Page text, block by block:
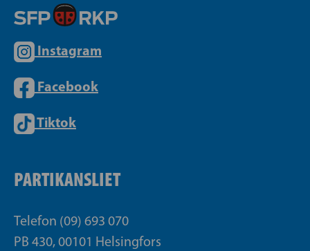
Instagram
Facebook
Tiktok
PARTIKANSLIET
Telefon (09) 693 070
PB 430, 00101 Helsingfors